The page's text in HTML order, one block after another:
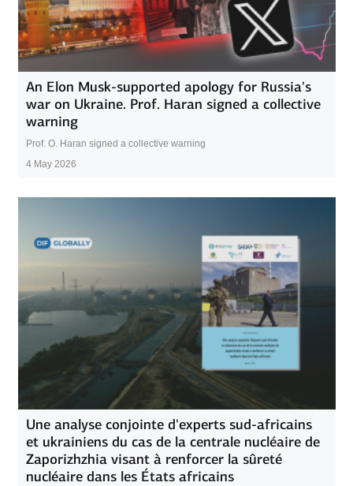
An Elon Musk-supported apology for Russia's
war on Ukraine. Prof. Haran signed a collective
warning
Prof. O. Haran signed a collective warning
4 May 2026
Une analyse conjointe d'experts sud-africains
et ukrainiens du cas de la centrale nucléaire de
Zaporizhzhia visant à renforcer la sûreté
nucléaire dans les États africains